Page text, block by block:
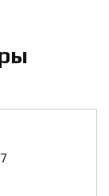
(G01) 2017